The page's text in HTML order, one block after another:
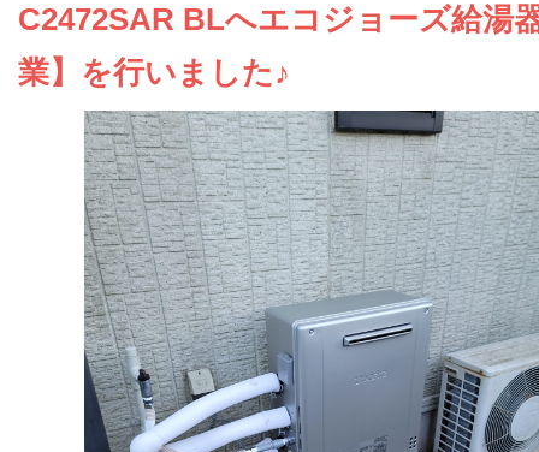
C2472SAR BLへエコジョーズ給湯
業】を行いました♪